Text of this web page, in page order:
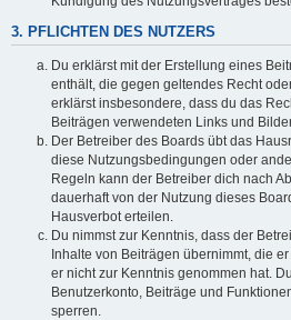
3. PFLICHTEN DES NUTZERS
Du erklärst mit der Erstellung eines
enthält, die gegen geltendes Recht
erklärst insbesondere, dass du das
Beiträgen verwendeten Links und
Der Betreiber des Boards übt das
diese Nutzungsbedingungen oder
Regeln kann der Betreiber dich nach
dauerhaft von der Nutzung dieses
Hausverbot erteilen.
Du nimmst zur Kenntnis, dass der
Inhalte von Beiträgen übernimmt, die
er nicht zur Kenntnis genommen hat.
Benutzerkonto, Beiträge und
sperren.